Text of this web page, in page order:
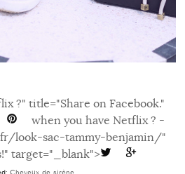
?" title="Share on Facebook."
when you have Netflix ? -
look-sac-tammy-benjamin/"
target="_blank">
Cheveux de sirène